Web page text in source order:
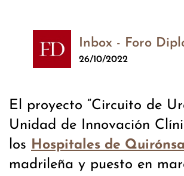
Inbox - Foro
26/10/2022
El proyecto “Circuito de
Unidad de Innovación
los Hospitales de
madrileña y puesto en